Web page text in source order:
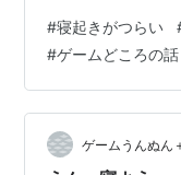
か？どうせ何も予
うか。 なーんか、
も。寝起きだから
ぼーっとしてる。
や、深く考えるこ
#寝起きがつらい
#ゲームどころの
ゲームうんぬん